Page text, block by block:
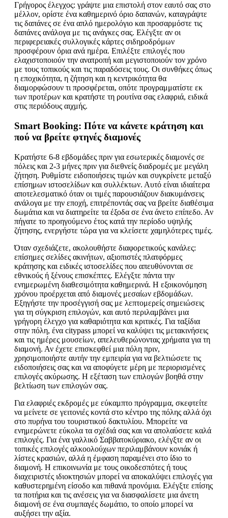
Γρήγορος έλεγχος: γράψτε μια επιστολή στον εαυτό σας στο
μέλλον, ορίστε ένα καθημερινό όριο δαπανών, καταγράψτε
τις δαπάνες σε ένα απλό ημερολόγιο και προσαρμόστε τις
δαπάνες ανάλογα με τις ανάγκες σας. Ελέγξτε αν οι
περιφερειακές συλλογικές κάρτες σιδηροδρόμων
προσφέρουν όρια ανά ημέρα. Επιλέξτε επιλογές που
ελαχιστοποιούν την ανατροπή και μεγιστοποιούν τον χρόνο
με τους τοπικούς και τις παραδόσεις τους. Οι συνθήκες όπως
η εποχικότητα, η ζήτηση και η κεντρικότητα θα
διαμορφώσουν τι προσφέρεται, οπότε προγραμματίστε εκ
των προτέρων και κρατήστε τη ρουτίνα σας ελαφριά, ειδικά
στις περιόδους αιχμής.
Smart Booking: Πότε να κάνετε κράτηση και
πού να βρείτε φτηνές διαμονές
Κρατήστε 6-8 εβδομάδες πριν για εσωτερικές διαμονές σε
πόλεις και 2-3 μήνες πριν για διεθνείς διαδρομές με μεγάλη
ζήτηση. Ρυθμίστε ειδοποιήσεις τιμών και συγκρίνετε μεταξύ
επίσημων ιστοσελίδων και συλλέκτων. Αυτό είναι ιδιαίτερα
αποτελεσματικό όταν οι τιμές παρουσιάζουν διακυμάνσεις
ανάλογα με την εποχή, επιτρέποντάς σας να βρείτε διαθέσιμα
δωμάτια και να διατηρείτε τα έξοδα σε ένα άνετο επίπεδο. Αν
πήγατε το προηγούμενο έτος κατά την περίοδο υψηλής
ζήτησης, ενεργήστε τώρα για να κλείσετε χαμηλότερες τιμές.
Όταν σχεδιάζετε, ακολουθήστε διαφορετικούς κανάλες:
επίσημες σελίδες ακινήτων, αξιοπιστές πλατφόρμες
κράτησης και ειδικές ιστοσελίδες που απευθύνονται σε
εθνικούς ή ξένους επισκέπτες. Ελέγξτε πάντα την
ενημερωμένη διαθεσιμότητα καθημερινά. Η εξοικονόμηση
χρόνου προέρχεται από διαμονές μεσαίων εβδομάδων.
Εξηγήστε την προσέγγισή σας με λεπτομερείς σημειώσεις
για τη σύγκριση επιλογών, και αυτό περιλαμβάνει μια
γρήγορη έλεγχο για καθαριότητα και κριτικές. Για ταξίδια
στην πόλη, ένα citypass μπορεί να καλύψει τις μετακινήσεις
και τις ημέρες μουσείων, απελευθερώνοντας χρήματα για τη
διαμονή. Αν έχετε επισκεφθεί μια πόλη πριν,
χρησιμοποιήστε αυτήν την εμπειρία για να βελτιώσετε τις
ειδοποιήσεις σας και να αποφύγετε μέρη με περιορισμένες
επιλογές ακύρωσης. Η εξέταση των επιλογών βοηθά στην
βελτίωση των επιλογών σας.
Για ελαφριές εκδρομές με εύκαμπτο πρόγραμμα, σκεφτείτε
να μείνετε σε γειτονιές κοντά στο κέντρο της πόλης αλλά όχι
στο πυρήνα του τουριστικού δακτυλίου. Μπορείτε να
ενημερώνετε εύκολα τα σχέδιά σας και να απολαύσετε καλά
επιλογές. Για ένα γαλλικό Σαββατοκύριακο, ελέγξτε αν οι
τοπικές επιλογές αλκοολούχων περιλαμβάνουν κονιάκ ή
λίστες κρασιών, αλλά η έμφαση παραμένει στο ίδιο το
διαμονή. Η επικοινωνία με τους οικοδεσπότες ή τους
διαχειριστές ιδιοκτησιών μπορεί να αποκαλύψει επιλογές για
καθυστερημένη είσοδο και πιθανά προνόμια. Ελέγξτε επίσης
τα ποτήρια και τις ανέσεις για να διασφαλίσετε μια άνετη
διαμονή σε ένα συμπαγές δωμάτιο, το οποίο μπορεί να
αυξήσει την αξία.